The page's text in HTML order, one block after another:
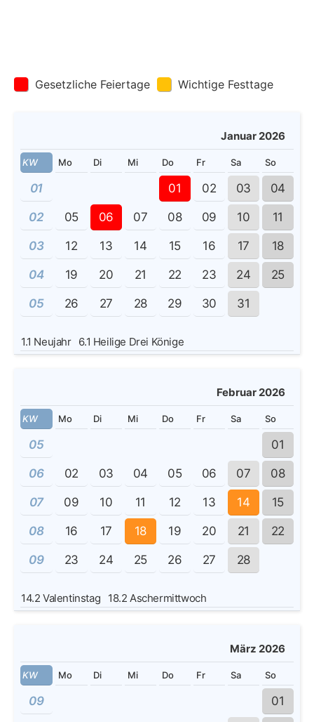
Gesetzliche Feiertage Wichtige Festtage
Januar 2026
KW Mo Di Mi Do Fr Sa So
01 01 02 03 04
02 05 06 07 08 09 10 11
03 12 13 14 15 16 17 18
04 19 20 21 22 23 24 25
05 26 27 28 29 30 31
1.1 Neujahr 6.1 Heilige Drei Könige
Februar 2026
KW Mo Di Mi Do Fr Sa So
05 01
06 02 03 04 05 06 07 08
07 09 10 11 12 13 14 15
08 16 17 18 19 20 21 22
09 23 24 25 26 27 28
14.2 Valentinstag 18.2 Aschermittwoch
März 2026
KW Mo Di Mi Do Fr Sa So
09 01